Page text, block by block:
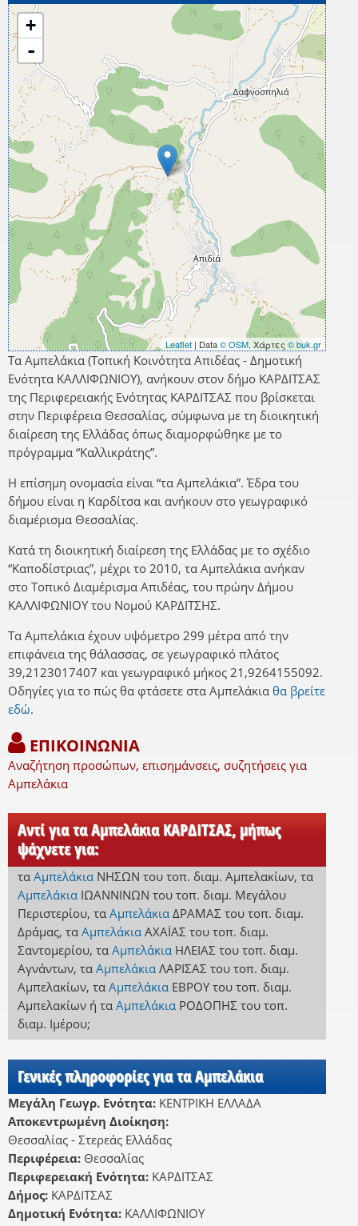
+
-
Leaflet | Data© OSM, Χάρτες © buk.gr
Τα Αμπελάκια (Τοπική Κοινότητα Απιδέας - Δημοτική
Ενότητα ΚΑΛΛΙΦΩΝΙΟΥ), ανήκουν στον δήμο ΚΑΡΔΙΤΣΑΣ
της Περιφερειακής Ενότητας ΚΑΡΔΙΤΣΑΣ που βρίσκεται
στην Περιφέρεια Θεσσαλίας, σύμφωνα με τη διοικητική
διαίρεση της Ελλάδας όπως διαμορφώθηκε με το
πρόγραμμα “Καλλικράτης”.
Η επίσημη ονομασία είναι “τα Αμπελάκια”. Έδρα του
δήμου είναι η Καρδίτσα και ανήκουν στο γεωγραφικό
διαμέρισμα Θεσσαλίας.
Κατά τη διοικητική διαίρεση της Ελλάδας με το σχέδιο
“Καποδίστριας”, μέχρι το 2010, τα Αμπελάκια ανήκαν
στο Τοπικό Διαμέρισμα Απιδέας, του πρώην Δήμου
ΚΑΛΛΙΦΩΝΙΟΥ του Νομού ΚΑΡΔΙΤΣΗΣ.
Τα Αμπελάκια έχουν υψόμετρο 299 μέτρα από την
επιφάνεια της θάλασσας, σε γεωγραφικό πλάτος
39,2123017407 και γεωγραφικό μήκος 21,9264155092.
Οδηγίες για το πώς θα φτάσετε στα Αμπελάκια θα βρείτε
εδώ.
ΕΠΙΚΟΙΝΩΝΙΑ
Αναζήτηση προσώπων, επισημάνσεις, συζητήσεις για
Αμπελάκια
Αντί για τα Αμπελάκια ΚΑΡΔΙΤΣΑΣ, μήπως
ψάχνετε για:
τα Αμπελάκια ΝΗΣΩΝ του τοπ. διαμ. Αμπελακίων, τα
Αμπελάκια ΙΩΑΝΝΙΝΩΝ του τοπ. διαμ. Μεγάλου
Περιστερίου, τα Αμπελάκια ΔΡΑΜΑΣ του τοπ. διαμ.
Δράμας, τα Αμπελάκια ΑΧΑΪΑΣ του τοπ. διαμ.
Σαντομερίου, τα Αμπελάκια ΗΛΕΙΑΣ του τοπ. διαμ.
Αγνάντων, τα Αμπελάκια ΛΑΡΙΣΑΣ του τοπ. διαμ.
Αμπελακίων, τα Αμπελάκια ΕΒΡΟΥ του τοπ. διαμ.
Αμπελακίωνή τα Αμπελάκια ΡΟΔΟΠΗΣ του τοπ.
διαμ. Ιμέρου;
Γενικές πληροφορίες για τα Αμπελάκια
Μεγάλη Γεωγρ. Ενότητα: ΚΕΝΤΡΙΚΗ ΕΛΛΑΔΑ
Αποκεντρωμένη Διοίκηση:
Θεσσαλίας - Στερεάς Ελλάδας
Περιφέρεια: Θεσσαλίας
Περιφερειακή Ενότητα: ΚΑΡΔΙΤΣΑΣ
Δήμος: ΚΑΡΔΙΤΣΑΣ
Δημοτική Ενότητα: ΚΑΛΛΙΦΩΝΙΟΥ